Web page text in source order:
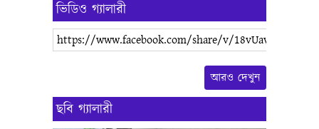
ভিডিও গ্যালারী
https://www.facebook.com/share/v/18vUav2cQU/
আরও দেখুন
ছবি গ্যালারী